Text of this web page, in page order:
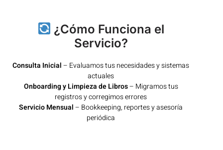
¿Cómo Funciona el
Servicio?
Consulta Inicial– Evaluamos tus necesidades y sistemas
actuales
Onboarding y Limpieza de Libros– Migramos tus
registros y corregimos errores
Servicio Mensual– Bookkeeping, reportes y asesoría
periódica